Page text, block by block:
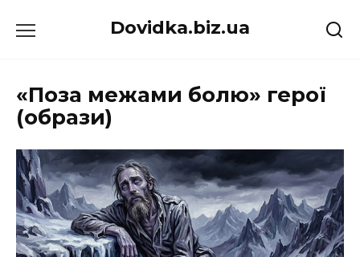
до
Dovidka.biz.ua
«Поза межами болю» герої
(образи)